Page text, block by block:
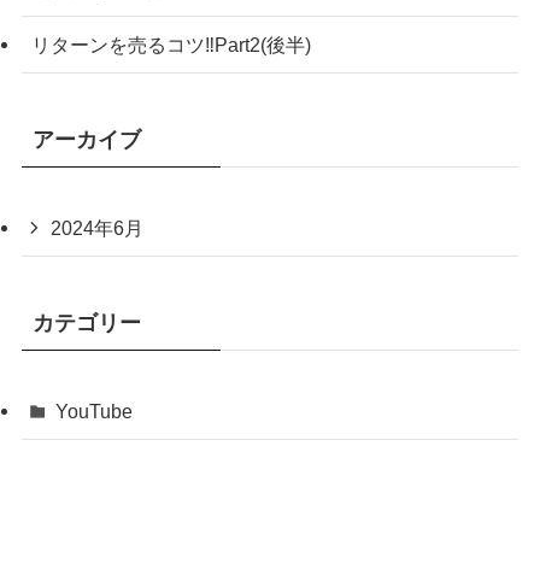
リターンを売るコツ‼️Part2(後半)
アーカイブ
2024年6月
カテゴリー
YouTube